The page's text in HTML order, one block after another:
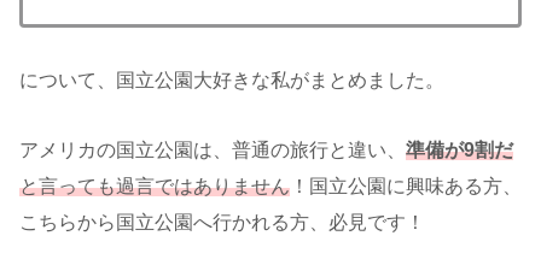
について、国立公園大好きな私がまとめました。
アメリカの国立公園は、普通の旅行と違い、 準備が9割だ
と言っても過言ではありません ！国立公園に興味ある方、
こちらから国立公園へ行かれる方、必見です！